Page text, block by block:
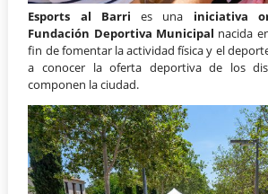
Esports al Barri es una iniciativa
Fundación Deportiva Municipal nacida
fin de fomentar la actividad física y el
a conocer la oferta deportiva de los
componen la ciudad.